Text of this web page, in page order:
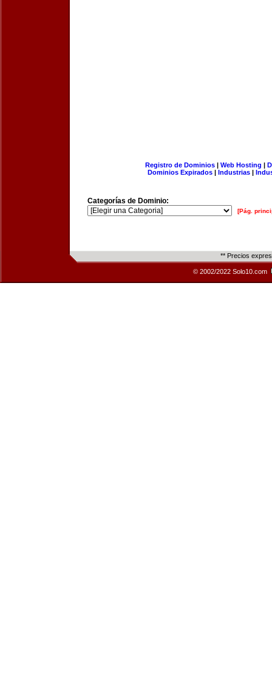
Registro de Dominios| Web Hosting |
Dominios Expirados | Industrias |
Categorías de Dominio:
[Pág.
** Precios
© 2002/2022 Solo10.com